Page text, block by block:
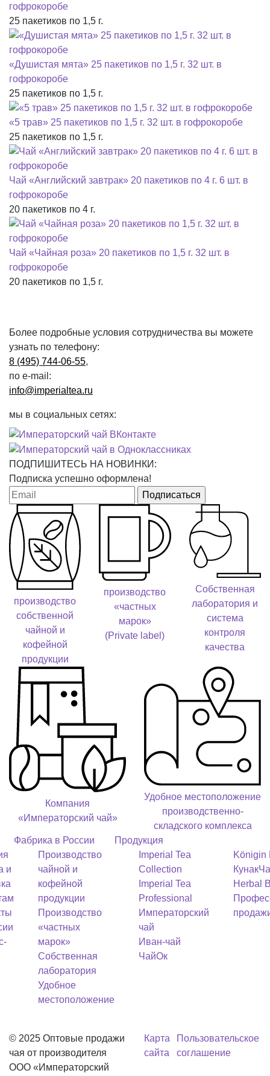
гофрокоробе
25 пакетиков по 1,5 г.
«Душистая мята» 25 пакетиков по 1,5 г. 32 шт. в
гофрокоробе
25 пакетиков по 1,5 г.
«5 трав» 25 пакетиков по 1,5 г. 32 шт. в гофрокоробе
25 пакетиков по 1,5 г.
Чай «Английский завтрак» 20 пакетиков по 4 г. 6 шт. в
гофрокоробе
20 пакетиков по 4 г.
Чай «Чайная роза» 20 пакетиков по 1,5 г. 32 шт. в
гофрокоробе
20 пакетиков по 1,5 г.
Более подробные условия сотрудничества вы можете
узнать по телефону:
8 (495) 744-06-55,
по e-mail:
info@imperialtea.ru
мы в социальных сетях:
ПОДПИШИТЕСЬ НА НОВИНКИ:
Подписка успешно оформлена!
Подписаться
производство
собственной
чайной и
кофейной
продукции
производство
«частных
марок»
(Private label)
Собственная
лаборатория и
система
контроля
качества
Компания
«Императорский чай»
Удобное местоположение
производственно-
складского комплекса
и
Фабрика в России
Производство
чайной и
кофейной
продукции
Производство
«частных
марок»
Собственная
лаборатория
Удобное
местоположение
Продукция
Imperial Tea
Collection
Imperial Tea
Professional
Императорский
чай
Иван-чай
ЧайОк
Königin
Кунак
Herbal
© 2025 Оптовые продажи
чая от производителя
OOO «Императорский
Карта
сайта
Пользовательское
соглашение